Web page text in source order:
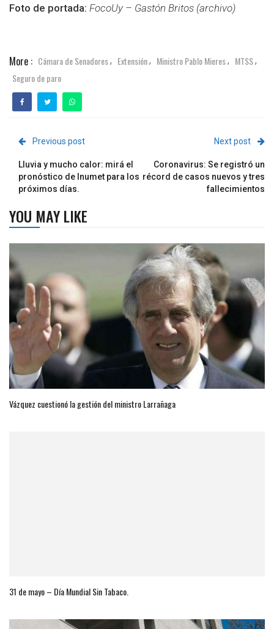
Foto de portada: FocoUy – Gastón Britos (archivo)
More : Cámara de Senadores, Extensión, Ministro Pablo Mieres, MTSS,
Seguro de paro
Previous post
Lluvia y mucho calor: mirá el
pronóstico de Inumet para los
próximos días.
Next post
Coronavirus: Se registró un
récord de casos nuevos y tres
fallecimientos
YOU MAY LIKE
Vázquez cuestionó la gestión del ministro Larrañaga
31 de mayo – Día Mundial Sin Tabaco.